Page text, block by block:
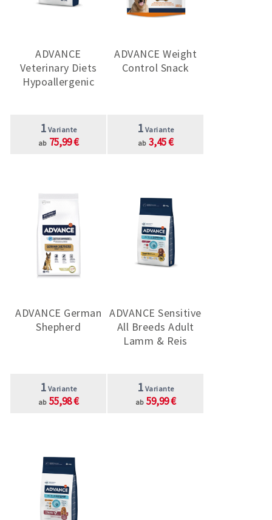
ADVANCE
Veterinary Diets
Hypoallergenic
1 Variante
ab 75,99 €
ADVANCE Weight
Control Snack
1 Variante
ab 3,45 €
ADVANCE German
Shepherd
1 Variante
ab 55,98 €
ADVANCE Sensitive
All Breeds Adult
Lamm & Reis
1 Variante
ab 59,99 €